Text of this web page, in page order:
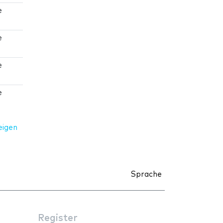
Sprache
Register